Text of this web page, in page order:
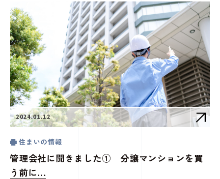
2024.01.12
住まいの情報
管理会社に聞きました① 分譲マンションを買
う前に…